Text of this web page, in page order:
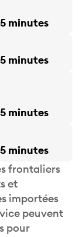
minutes
minutes
minutes
minutes
frontaliers
et
importées
peuvent
pour